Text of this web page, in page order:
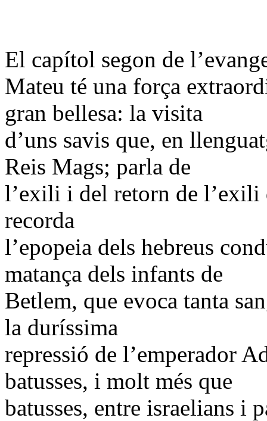
El capítol segon de
Mateu té una força
gran bellesa: la visita
d’uns savis que, en
Reis Mags; parla de
l’exili i del retorn de l’exili
recorda
l’epopeia dels hebreus
matança dels infants de
Betlem, que evoca tanta
la duríssima
repressió de l’emperador
batusses, i molt més que
batusses, entre israelians i